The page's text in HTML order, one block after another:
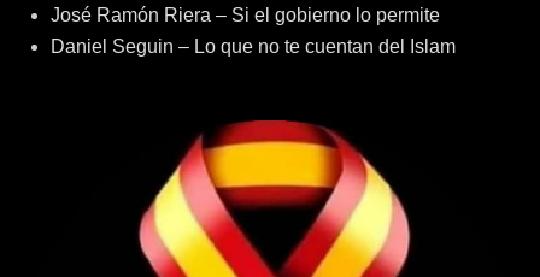
José Ramón Riera – Si el gobierno lo permite
Daniel Seguin – Lo que no te cuentan del Islam